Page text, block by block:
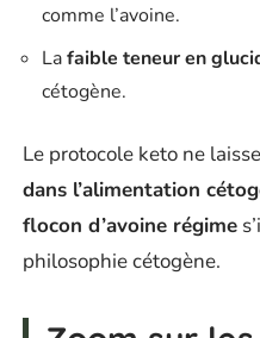
comme l’avoine.
Lafaible teneur en
cétogène.
Le protocole keto ne
dans l’alimentation
flocon d’avoine régime
philosophie cétogène.